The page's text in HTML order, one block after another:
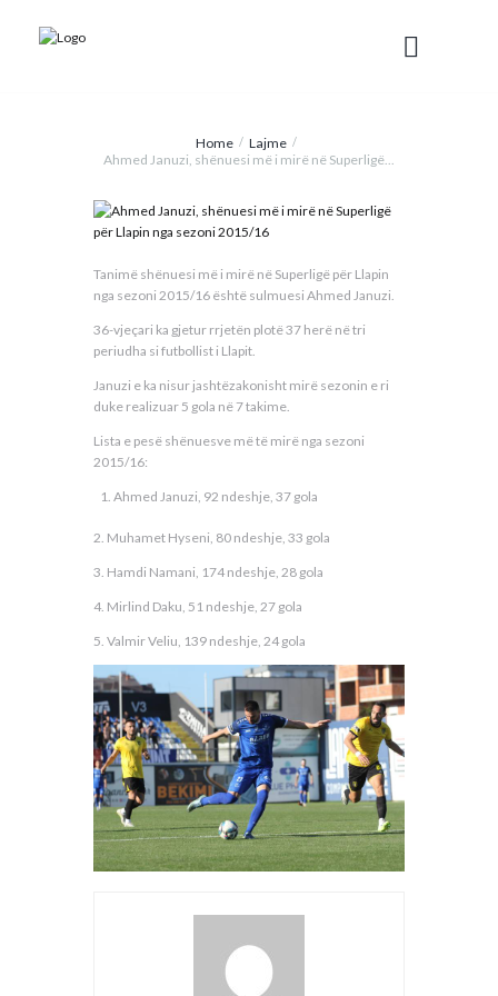
Home
Lajme
Ahmed Januzi, shënuesi më i mirë në Superligë...
Tanimë shënuesi më i mirë në Superligë për Llapin
nga sezoni 2015/16 është sulmuesi Ahmed Januzi.
36-vjeçari ka gjetur rrjetën plotë 37 herë në tri
periudha si futbollist i Llapit.
Januzi e ka nisur jashtëzakonisht mirë sezonin e ri
duke realizuar 5 gola në 7 takime.
Lista e pesë shënuesve më të mirë nga sezoni
2015/16:
Ahmed Januzi, 92 ndeshje, 37 gola
2. Muhamet Hyseni, 80 ndeshje, 33 gola
3. Hamdi Namani, 174 ndeshje, 28 gola
4. Mirlind Daku, 51 ndeshje, 27 gola
5. Valmir Veliu, 139 ndeshje, 24 gola